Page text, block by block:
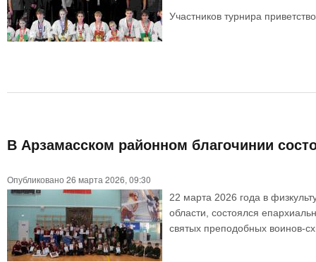
Участников турнира
В Арзамасском районном благочинии
Опубликовано 26 марта 2026, 09:30
22 марта 2026 года в
области, состоялся
святых преподобных воинов-